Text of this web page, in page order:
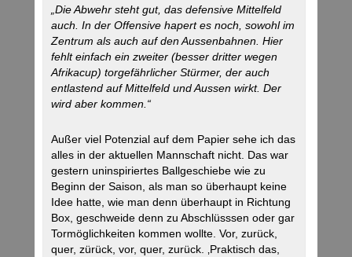
„Die Abwehr steht gut, das defensive Mittelfeld
auch. In der Offensive hapert es noch, sowohl im
Zentrum als auch auf den Aussenbahnen. Hier
fehlt einfach ein zweiter (besser dritter wegen
Afrikacup) torgefährlicher Stürmer, der auch
entlastend auf Mittelfeld und Aussen wirkt. Der
wird aber kommen.“
Außer viel Potenzial auf dem Papier sehe ich das
alles in der aktuellen Mannschaft nicht. Das war
gestern uninspiriertes Ballgeschiebe wie zu
Beginn der Saison, als man so überhaupt keine
Idee hatte, wie man denn überhaupt in Richtung
Box, geschweide denn zu Abschlüsssen oder gar
Tormöglichkeiten kommen wollte. Vor, zurück,
quer, zürück, vor, quer, zurück. ‚Praktisch das,